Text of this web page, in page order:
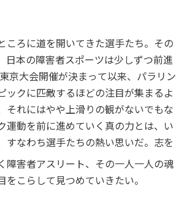
ころに道を開いてきた選手たち。その
日本の障害者スポーツは少しずつ前進
京大会開催が決まって以来、パラリン
ックに匹敵するほどの注目が集まるよ
それにはやや上滑りの観がないでもな
運動を前に進めていく真の力とは、い
すなわち選手たちの熱い思いだ。志を
障害者アスリート、その一人一人の魂
をこらして見つめていきたい。